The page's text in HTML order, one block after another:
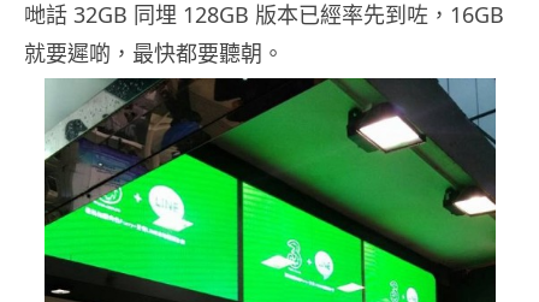
哋話 32GB 同埋 128GB 版本已經率先到咗，16GB
就要遲啲，最快都要聽朝。